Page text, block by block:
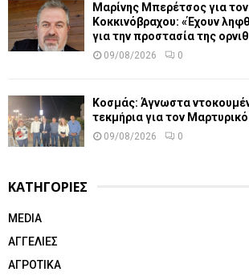
Μαρίνης Μπερέτσος για
Κοκκινόβραχου: «Έχουν
για την προστασία της
09/08/2026 0
Κοσμάς: Άγνωστα
τεκμήρια για τον
09/08/2026 0
ΚΑΤΗΓΟΡΙΕΣ
MEDIA
ΑΓΓΕΛΙΕΣ
ΑΓΡΟΤΙΚΑ